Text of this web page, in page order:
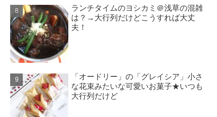
ランチタイムのヨシカミ＠浅草の混雑
は？→大行列だけどこうすれば大丈
夫！
「オードリー」の「グレイシア」小さ
な花束みたいな可愛いお菓子★いつも
大行列だけど